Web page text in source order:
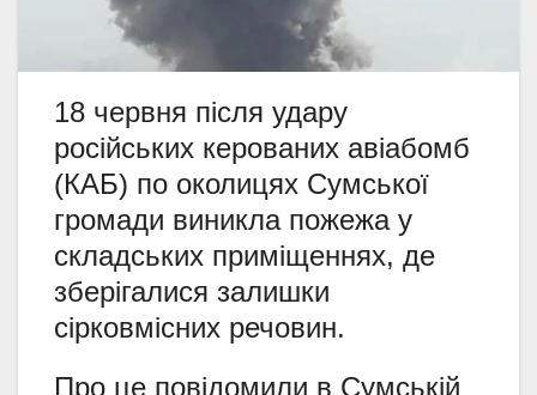
18 червня після удару
російських керованих авіабомб
(КАБ) по околицях Сумської
громади виникла пожежа у
складських приміщеннях, де
зберігалися залишки
сірковмісних речовин.
Про це повідомили в Сумській